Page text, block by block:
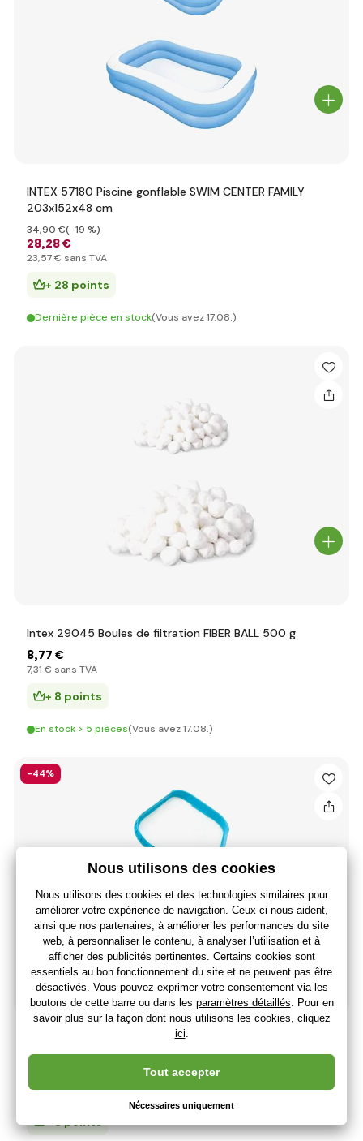
INTEX 57180 Piscine gonflable SWIM CENTER FAMILY
203x152x48 cm
28,28 €
34,90 €(-19 %)
23,57 € sans TVA
+ 28 points
Dernière pièce en stock(Vous avez 17.08.)
Intex 29045 Boules de filtration FIBER BALL 500 g
8,77 €
7,31 € sans TVA
+ 8 points
En stock > 5 pièces(Vous avez 17.08.)
-44%
+ 3 points